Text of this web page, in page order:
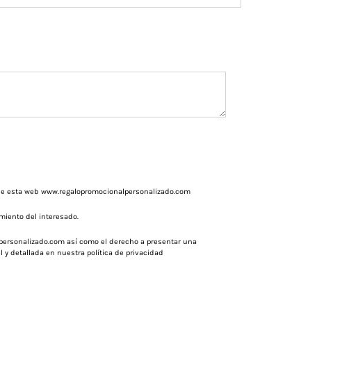
esta web www.regalopromocionalpersonalizado.com
del interesado.
así como el derecho a presentar una
y detallada en nuestra política de privacidad